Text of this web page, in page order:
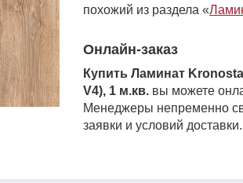
похожий из раздела «
Онлайн-заказ
Купить Ламинат
V4), 1 м.кв. вы можете
Менеджеры непременно
заявки и условий доставки.